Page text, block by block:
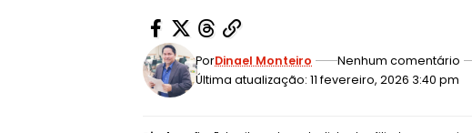
Última atualização: 11 fevereiro, 2026 3:40 pm
PorDinael Monteiro Nenhum comentário